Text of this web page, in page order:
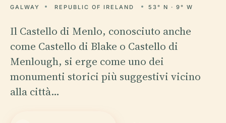
GALWAY REPUBLIC OF IRELAND 53° N · 9° W
Il Castello di Menlo, conosciuto anche
come Castello di Blake o Castello di
Menlough, si erge come uno dei
monumenti storici più suggestivi vicino
alla città…